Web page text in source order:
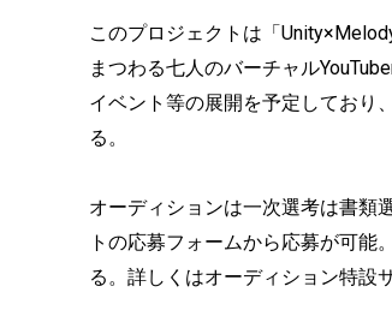
このプロジェクトは「
まつわる七人のバーチャル
イベント等の展開を予定しており
る。
オーディションは一次選考は書類
トの応募フォームから応募が可
る。詳しくはオーディション特設